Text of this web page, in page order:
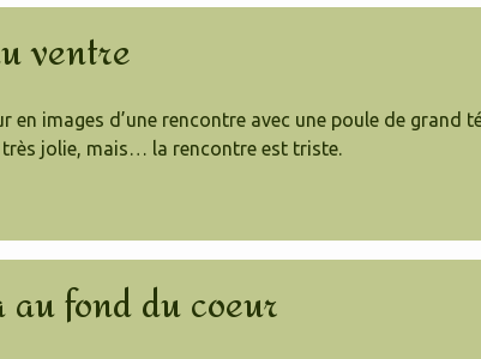
ventre
en images d’une rencontre avec une poule de
très jolie, mais… la rencontre est triste.
au fond du coeur